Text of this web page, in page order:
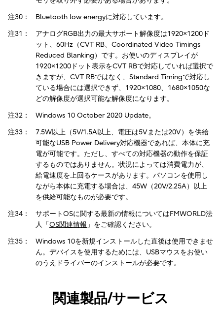
注30：
Bluetooth low energyに対応しています。
注31：
アナログRGB出力の最大サポート解像度は1920×1200ド
ット、60Hz（CVT RB、Coordinated Video Timings
Reduced Blanking）です。お使いのディスプレイが
1920×1200ドット表示をCVT RBで対応していれば選択で
きますが、CVT RBではなく、Standard Timingで対応し
ている場合には選択できず、1920×1080、1680×1050な
どの解像度が選択可能な解像度になります。
注32：
Windows 10 October 2020 Update。
注33：
7.5W以上（5V/1.5A以上、電圧は5Vまたは20V）を供給
可能なUSB Power Delivery対応機器であれば、本体に充
電が可能です。ただし、すべての対応機器の動作を保証
するものではありません。状況によっては消費電力が、
給電速度を上回るケースがあります。パソコンを使用し
ながら本体に充電する場合は、45W（20V/2.25A）以上
を供給可能なものが必要です。
注34：
サポートOSに関する最新の情報についてはFMWORLD法
人「OS関連情報 」をご確認ください。
注35：
Windows 10を新規インストールした直後は使用できませ
ん。デバイスを使用するためには、USBマウスをお使い
のうえドライバーのインストールが必要です。
関連製品/サービス